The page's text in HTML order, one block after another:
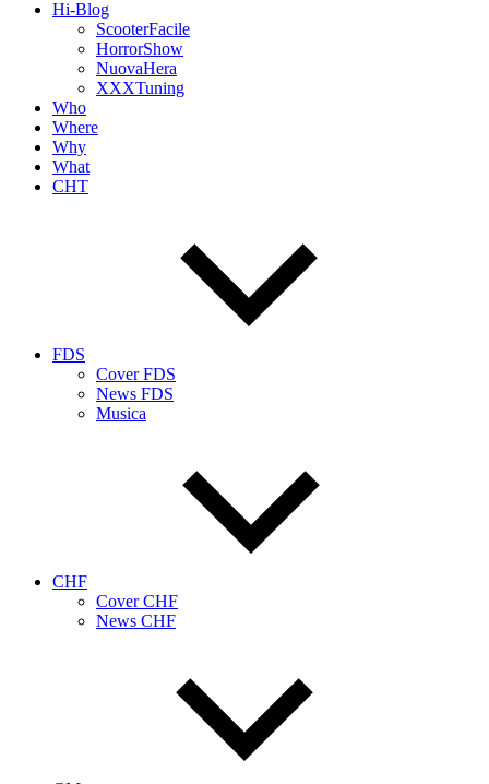
Hi-Blog
ScooterFacile
HorrorShow
NuovaHera
XXXTuning
Who
Where
Why
What
CHT
FDS
Cover FDS
News FDS
Musica
CHF
Cover CHF
News CHF